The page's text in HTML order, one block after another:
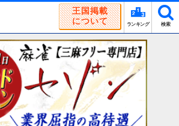
王国掲載
について
ランキング 検索